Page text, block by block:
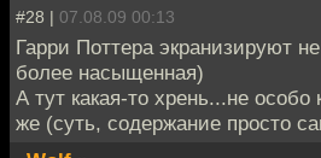
#28 | 07.08.09 00:13
Гарри Поттера экранизируют не
более насыщенная)
А тут какая-то хрень...не особо
же (суть, содержание просто